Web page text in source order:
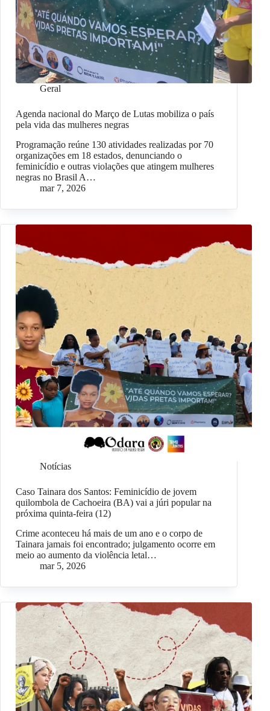
Geral
Agenda nacional do Março de Lutas mobiliza o país
pela vida das mulheres negras
Programação reúne 130 atividades realizadas por 70
organizações em 18 estados, denunciando o
feminicídio e outras violações que atingem mulheres
negras no Brasil A…
mar 7, 2026
Notícias
Caso Tainara dos Santos: Feminicídio de jovem
quilombola de Cachoeira (BA) vai a júri popular na
próxima quinta-feira (12)
Crime aconteceu há mais de um ano e o corpo de
Tainara jamais foi encontrado; julgamento ocorre em
meio ao aumento da violência letal…
mar 5, 2026